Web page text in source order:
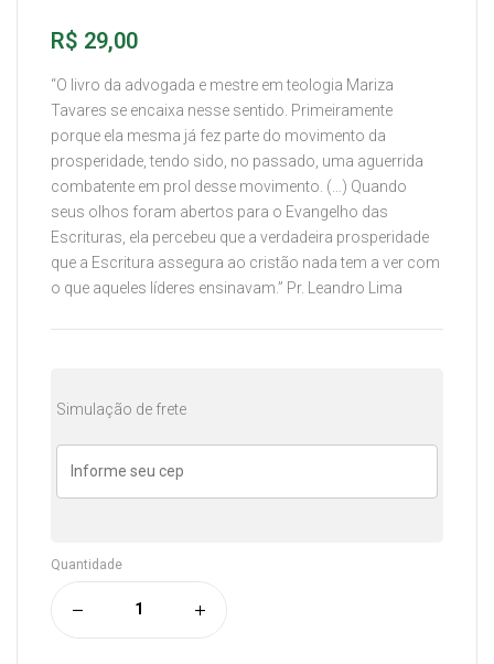
R$ 29,00
“O livro da advogada e mestre em teologia Mariza
Tavares se encaixa nesse sentido. Primeiramente
porque ela mesma já fez parte do movimento da
prosperidade, tendo sido, no passado, uma aguerrida
combatente em prol desse movimento. (…) Quando
seus olhos foram abertos para o Evangelho das
Escrituras, ela percebeu que a verdadeira prosperidade
que a Escritura assegura ao cristão nada tem a ver com
o que aqueles líderes ensinavam.” Pr. Leandro Lima
Simulação de frete
Quantidade